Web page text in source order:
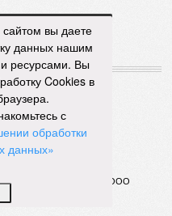
улица 1905 года, 7с1
Москва, а/я 29. для ООО
вы даете
данных нашим
ресурсами. Вы
Cookies в
с
обработки
данных»